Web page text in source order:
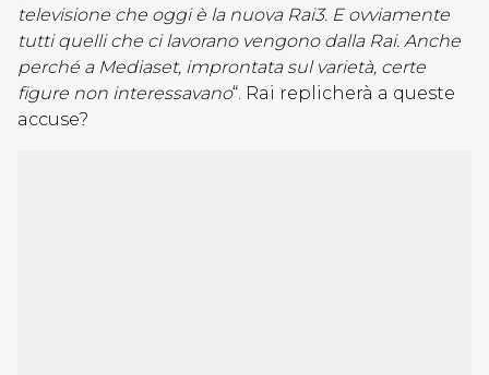
televisione che oggi è la nuova Rai3. E ovviamente
tutti quelli che ci lavorano vengono dalla Rai. Anche
perché a Mediaset, improntata sul varietà, certe
figure non interessavano“. Rai replicherà a queste
accuse?